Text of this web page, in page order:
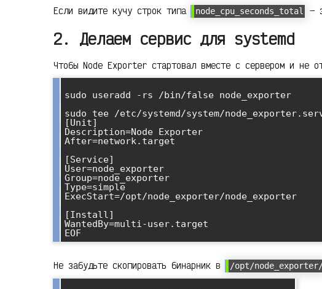
Если видите кучу строк типа node_cpu_seconds_total —
2. Делаем сервис для systemd
Чтобы Node Exporter стартовал вместе с сервером и не
sudo useradd -rs /bin/false node_exporter
sudo tee /etc/systemd/system/
[Unit]
Description=Node Exporter
After=network.target
[Service]
User=node_exporter
Group=node_exporter
Type=simple
ExecStart=/opt/node_exporter/node_exporter
[Install]
WantedBy=multi-user.target
Не забудьте скопировать бинарник в /opt/